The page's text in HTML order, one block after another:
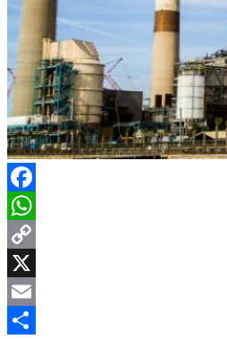
Facebook
WhatsApp
Copy
Link
X
Email